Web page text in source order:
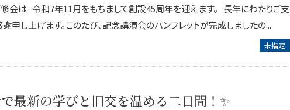
会は 令和7年11月をもちまして創設45周年を迎えます。 長年にわたりご支
申し上げます。このたび、記念講演会のパンフレットが完成しましたの...
未指定
最新の学びと旧交を温める二日間！✨